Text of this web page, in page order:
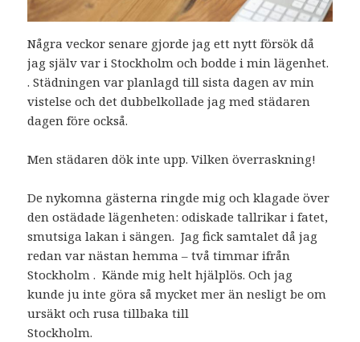
Några veckor senare gjorde jag ett nytt försök då
jag själv var i Stockholm och bodde i min lägenhet.
. Städningen var planlagd till sista dagen av min
vistelse och det dubbelkollade jag med städaren
dagen före också.
Men städaren dök inte upp. Vilken överraskning!
De nykomna gästerna ringde mig och klagade över
den ostädade lägenheten: odiskade tallrikar i fatet,
smutsiga lakan i sängen. Jag fick samtalet då jag
redan var nästan hemma – två timmar ifrån
Stockholm . Kände mig helt hjälplös. Och jag
kunde ju inte göra så mycket mer än nesligt be om
ursäkt och rusa tillbaka till
Stockholm.